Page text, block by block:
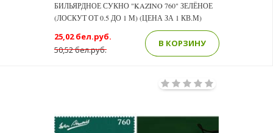
БИЛЬЯРДНОЕ СУКНО "KAZINO 760" ЗЕЛЁНОЕ
(ЛОСКУТ ОТ 0.5 ДО 1 М) (ЦЕНА ЗА 1 КВ.М)
50,52 бел.руб.
25,02 бел.руб.
В КОРЗИНУ